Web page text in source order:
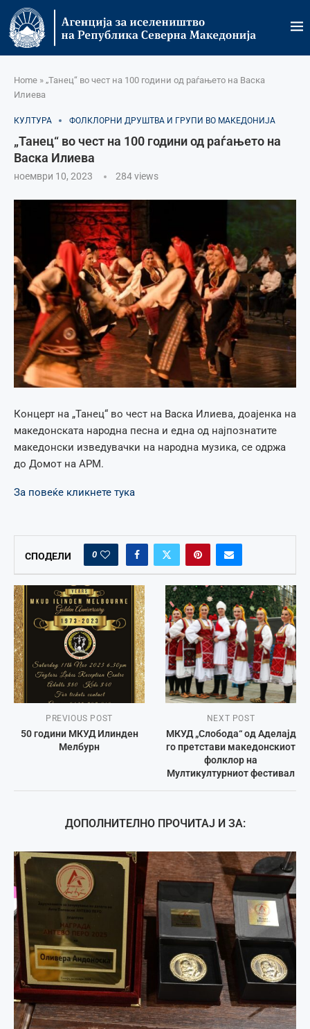
Home » „Танец“ во чест на 100 години од раѓањето на Васка
Илиева
КУЛТУРА ФОЛКЛОРНИ ДРУШТВА И ГРУПИ ВО МАКЕДОНИЈА
„Танец“ во чест на 100 години од раѓањето на
Васка Илиева
ноември 10, 2023 284views
Концерт на „Танец“ во чест на Васка Илиева, доајенка на
македонската народна песна и една од најпознатите
македонски изведувачки на народна музика, се одржа
до Домот на АРМ.
За повеќе кликнете тука
СПОДЕЛИ 0
PREVIOUS POST
50 години МКУД Илинден
Мелбурн
NEXT POST
МКУД „Слобода“ од Аделајд
го претстави македонскиот
фолклор на
Мултикултурниот фестивал
ДОПОЛНИТЕЛНО ПРОЧИТАЈ И ЗА: